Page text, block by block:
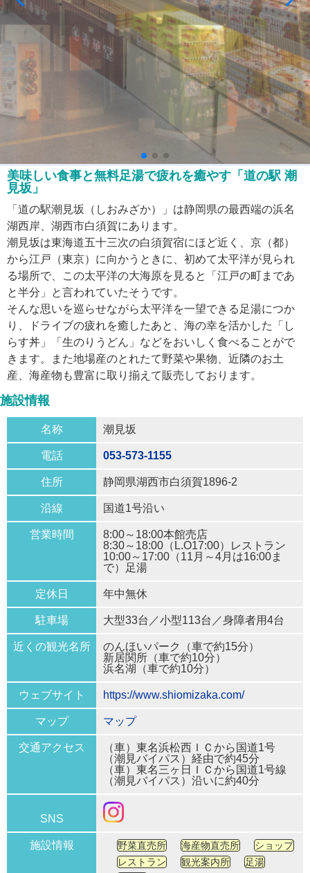
美味しい食事と無料足湯で疲れを癒やす「道の駅 潮
見坂」
「道の駅潮見坂（しおみざか）」は静岡県の最西端の浜名
湖西岸、湖西市白須賀にあります。
潮見坂は東海道五十三次の白須賀宿にほど近く、京（都）
から江戸（東京）に向かうときに、初めて太平洋が見られ
る場所で、この太平洋の大海原を見ると「江戸の町まであ
と半分」と言われていたそうです。
そんな思いを巡らせながら太平洋を一望できる足湯につか
り、ドライブの疲れを癒したあと、海の幸を活かした「し
らす丼」「生のりうどん」などをおいしく食べることがで
きます。また地場産のとれたて野菜や果物、近隣のお土
産、海産物も豊富に取り揃えて販売しております。
施設情報
名称 潮見坂
電話 053-573-1155
住所 静岡県湖西市白須賀1896-2
沿線 国道1号沿い
営業時間
8:00～18:00本館売店
8:30～18:00（L.O17:00）レストラン
10:00～17:00（11月～4月は16:00ま
で）足湯
定休日 年中無休
駐車場 大型33台／小型113台／身障者用4台
近くの観光名所
のんほいパーク（車で約15分）
新居関所（車で約10分）
浜名湖（車で約10分）
ウェブサイト https://www.shiomizaka.com/
マップ マップ
交通アクセス
（車）東名浜松西ＩＣから国道1号
（潮見バイパス）経由で約45分
（車）東名三ヶ日ＩＣから国道1号線
（潮見バイパス）沿いに約40分
SNS
施設情報 野菜直売所 海産物直売所
ショップ
レストラン
観光案内所
足湯